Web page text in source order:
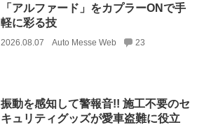
「アルファード」をカプラーONで手
軽に彩る技
2026.08.07 Auto Messe Web 23
振動を感知して警報音!! 施工不要のセ
キュリティグッズが愛車盗難に役立